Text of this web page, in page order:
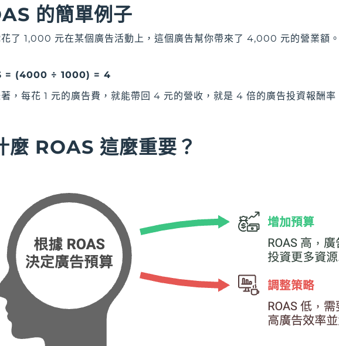
的簡單例子
了 1,000 元在某個廣告活動上，這個廣告幫你帶來了 4,000 元的營業額
= (4000 ÷ 1000) = 4
，每花 1 元的廣告費，就能帶回 4 元的營收，就是 4 倍的廣告投資報酬率
麼 ROAS 這麼重要？